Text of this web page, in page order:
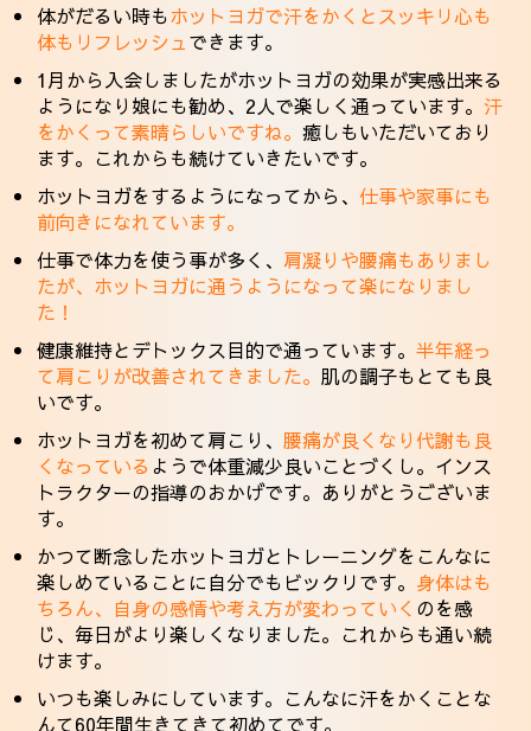
体がだるい時もホットヨガで汗をかくとスッキリ心も
体もリフレッシュできます。
1月から入会しましたがホットヨガの効果が実感出来る
ようになり娘にも勧め、2人で楽しく通っています。汗
をかくって素晴らしいですね。癒しもいただいており
ます。これからも続けていきたいです。
ホットヨガをするようになってから、仕事や家事にも
前向きになれています。
仕事で体力を使う事が多く、 肩凝りや腰痛もありまし
たが、ホットヨガに通うようになって楽になりまし
た！
健康維持とデトックス目的で通っています。半年経っ
て肩こりが改善されてきました。肌の調子もとても良
いです。
ホットヨガを初めて肩こり、腰痛が良くなり代謝も良
くなっている ようで体重減少良いことづくし。インス
トラクターの指導のおかげです。ありがとうございま
す。
かつて断念したホットヨガとトレーニングをこんなに
楽しめていることに自分でもビックリです。 身体はも
ちろん、自身の感情や考え方が変わっていく のを感
じ、毎日がより楽しくなりました。これからも通い続
けます。
いつも楽しみにしています。こんなに汗をかくことな
んて60年間生きてきて初めてです。